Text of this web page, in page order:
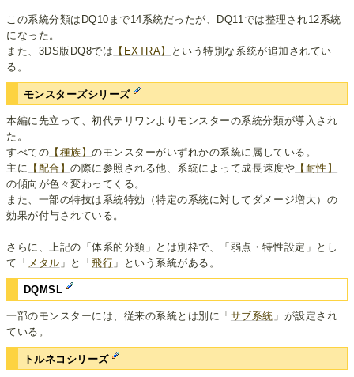
この系統分類はDQ10まで14系統だったが、DQ11では整理され12系統
になった。
また、3DS版DQ8では 【EXTRA】
という特別な系統が追加されてい
る。
モンスターズシリーズ
本編に先立って、初代テリワンよりモンスターの系統分類が導入され
た。
すべての 【種族】のモンスターがいずれかの系統に属している。
主に
【配合】の際に参照される他、系統によって成長速度や 【耐性】
の傾向が色々変わってくる。
また、一部の特技は系統特効（特定の系統に対してダメージ増大）の
効果が付与されている。
さらに、上記の「体系的分類」とは別枠で、「弱点・特性設定」とし
て「 メタル 」と「飛行 」という系統がある。
DQMSL
一部のモンスターには、従来の系統とは別に「 サブ系統 」が設定され
ている。
トルネコシリーズ